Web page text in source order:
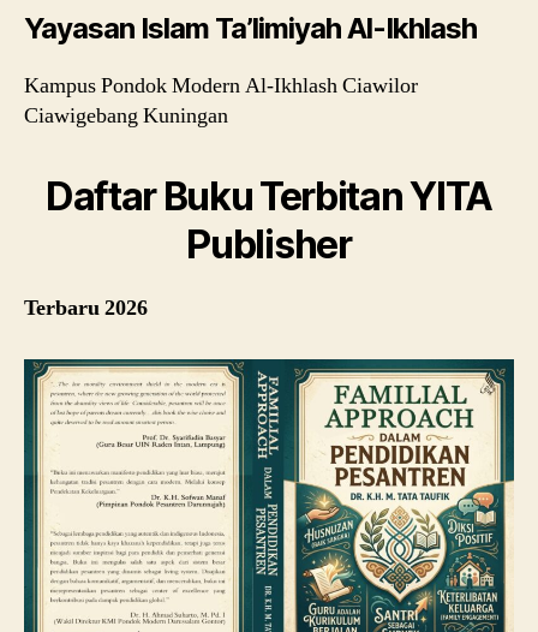
Yayasan Islam Ta’limiyah Al-Ikhlash
Kampus Pondok Modern Al-Ikhlash Ciawilor
Ciawigebang Kuningan
Daftar Buku Terbitan YITA
Publisher
Terbaru 2026